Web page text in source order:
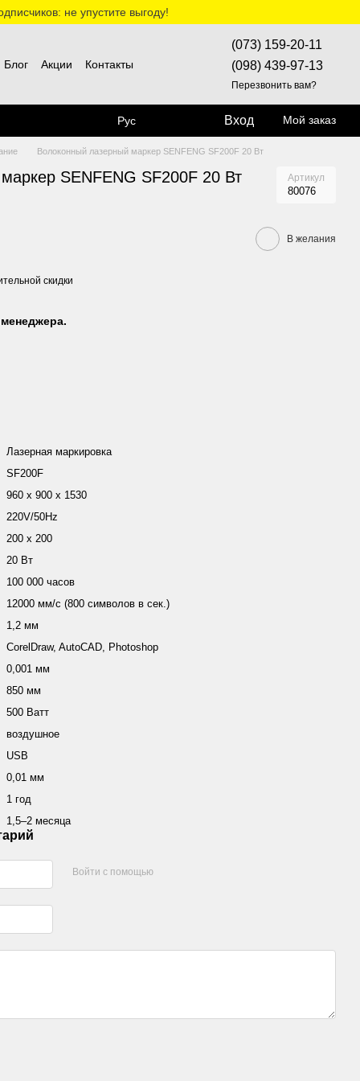
не упустите выгоду!
Блог Акции Контакты
(073) 159-20-11
(098) 439-97-13
Перезвонить вам?
Рус Вход Мой заказ
Волоконный лазерный маркер SENFENG SF200F 20 Вт
SENFENG SF200F 20 Вт Артикул
80076
В желания
скидки
Лазерная маркировка
SF200F
960 х 900 x 1530
220V/50Hz
200 х 200
20 Вт
100 000 часов
12000 мм/с (800 символов в сек.)
1,2 мм
CorelDraw, AutoCAD, Photoshop
0,001 мм
850 мм
500 Ватт
воздушное
USB
0,01 мм
1 год
1,5–2 месяца
Войти с помощью